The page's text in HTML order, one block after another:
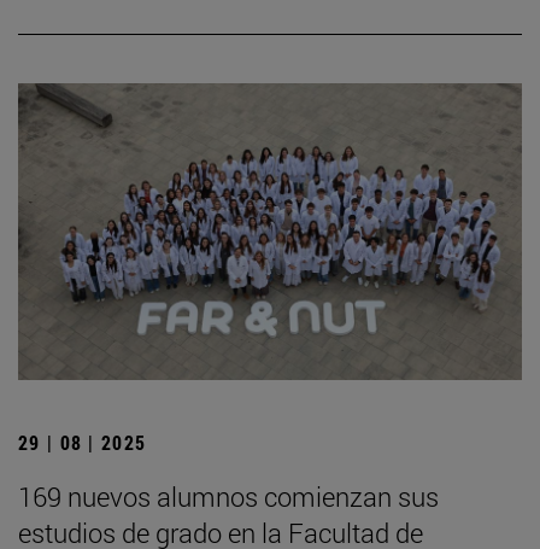
29 | 08 | 2025
169 nuevos alumnos comienzan sus
estudios de grado en la Facultad de